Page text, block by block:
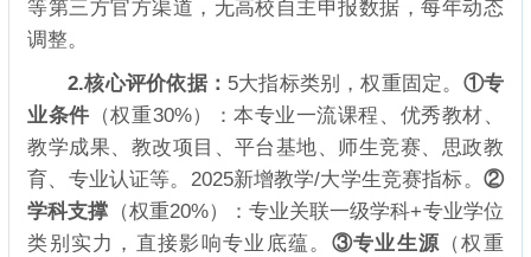
等第三方官方渠道，无高校自主申报数据，每年动态
调整。
2.核心评价依据： 5大指标类别，权重固定。 ①专
业条件 （权重30%）：本专业一流课程、优秀教材、
教学成果、教改项目、平台基地、师生竞赛、思政教
育、专业认证等。2025新增教学/大学生竞赛指标。 ②
学科支撑 （权重20%）：专业关联一级学科+专业学位
类别实力，直接影响专业底蕴。 ③专业生源 （权重